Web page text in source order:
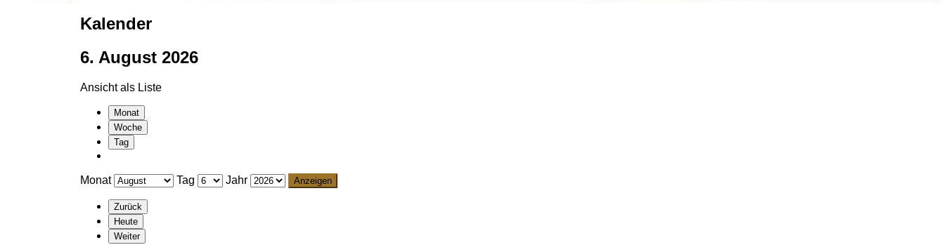
Kalender
6. August 2026
Ansicht als Liste
Monat
Woche
Tag
Monat Tag Jahr
Zurück
Heute
Weiter